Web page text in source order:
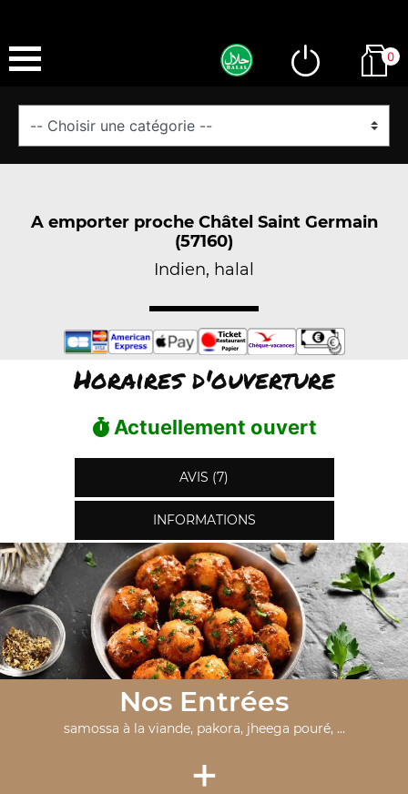
0
A emporter proche Châtel Saint Germain
(57160)
Indien, halal
Horaires d'ouverture
Actuellement ouvert
AVIS (7)
INFORMATIONS
Nos Entrées
samossa à la viande, pakora, jheega pouré, ...
+